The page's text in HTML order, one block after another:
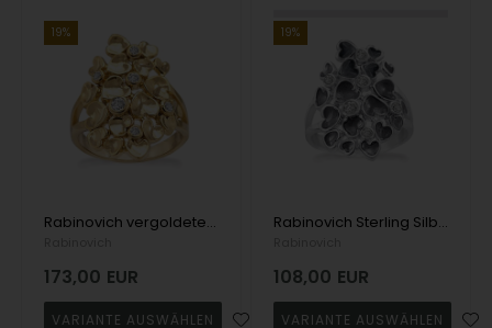
19%
Rabinovich vergoldeter Fingerring aus Sterlingsilber, Random Hearts mit Zirkonias
173,00 EUR
19%
Rabinovich Sterling Silber Fingerring, Random Hearts mit Zirkonia
108,00 EUR